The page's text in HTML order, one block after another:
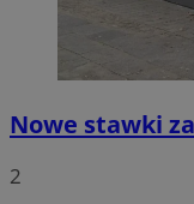
Nowe stawki
2